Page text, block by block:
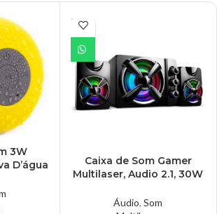
3W
D’água
ESGO
TADO
Caixa de Som Gamer
Multilaser, Audio 2.1, 30W
Áudio, Som